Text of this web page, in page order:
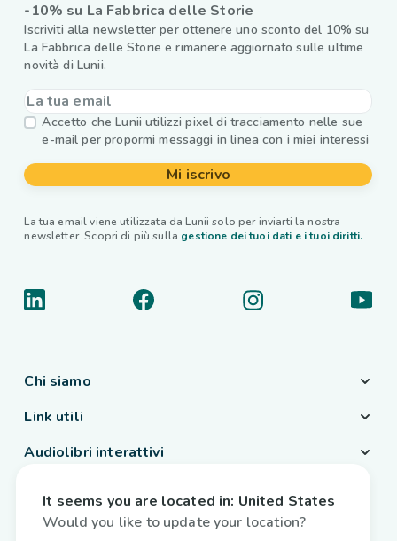
-10% su La Fabbrica delle Storie
Iscriviti alla newsletter per ottenere uno sconto del 10% su
La Fabbrica delle Storie e rimanere aggiornato sulle ultime
novità di Lunii.
Accetto che Lunii utilizzi pixel di tracciamento nelle sue
e-mail per propormi messaggi in linea con i miei interessi
Mi iscrivo
La tua email viene utilizzata da Lunii solo per inviarti la nostra
newsletter. Scopri di più sulla gestione dei tuoi dati e i tuoi diritti.
Chi siamo
Link utili
Audiolibri interattivi
Italia / Italiano
It seems you are located in: United States
Would you like to update your location?